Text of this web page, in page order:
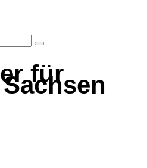
für